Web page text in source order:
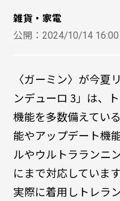
雑貨・家電
公開：2024/10/14 16:00
〈ガーミン〉が今夏
ンデューロ 3」は、
機能を多数備えてい
能やアップデート機
ルやウルトラランニ
にまで対応していま
実際に着用しトレラ